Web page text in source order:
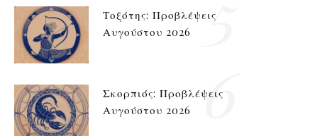
Τοξότης: Προβλέψεις
Αυγούστου 2026
Σκορπιός: Προβλέψεις
Αυγούστου 2026
6